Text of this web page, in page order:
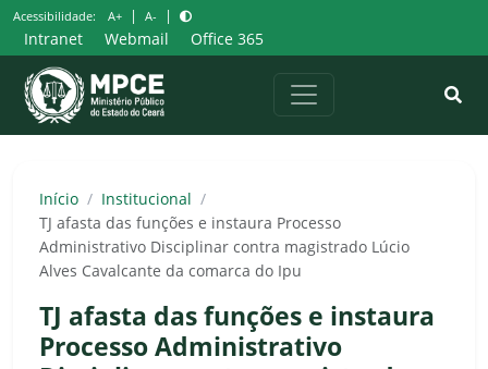
Pular
para
o
conteúdo
Acessibilidade: A+ | A- |
Intranet Webmail Office 365
Início / Institucional /
TJ afasta das funções e instaura Processo
Administrativo Disciplinar contra magistrado Lúcio
Alves Cavalcante da comarca do Ipu
TJ afasta das funções e instaura
Processo Administrativo